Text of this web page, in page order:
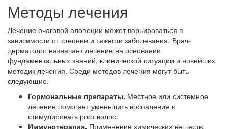
Методы лечения
Лечение очаговой алопеции может варьироваться в
зависимости от степени и тяжести заболевания. Врач-
дерматолог назначает лечение на основании
фундаментальных знаний, клинической ситуации и новейших
методик лечения. Среди методов лечения могут быть
следующие.
Гормональные препараты. Местное или системное
лечение помогает уменьшить воспаление и
стимулировать рост волос.
Иммунотерапия. Применение химических веществ,